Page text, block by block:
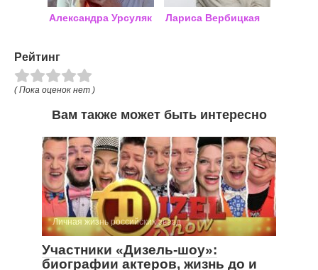
Александра Урсуляк Лариса Вербицкая
Рейтинг
( Пока оценок нет )
Вам также может быть интересно
Личная жизнь российских звезд
Участники «Дизель-шоу»:
биографии актеров, жизнь до и